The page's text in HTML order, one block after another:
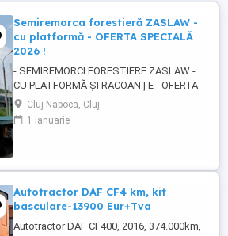
Semiremorca forestieră ZASLAW -
cu platformă - OFERTA SPECIALĂ
2026 !
- SEMIREMORCI FORESTIERE ZASLAW -
CU PLATFORMĂ ȘI RACOANȚE - OFERTA
SPECIALĂ 2026 !! - VEHICULE NOI ( 2025 ) -
VEHICULE PE STOC SAU ÎN FABRICAȚIE
ZASLAW !! DESCRIERE: - Semiremorci
material lemnos forestier , mărfuri
Cluj-Napoca, Cluj
1 ianuarie
Autotractor DAF CF4 km, kit
basculare-13900 Eur+Tva
Autotractor DAF CF400, 2016, 374.000km,